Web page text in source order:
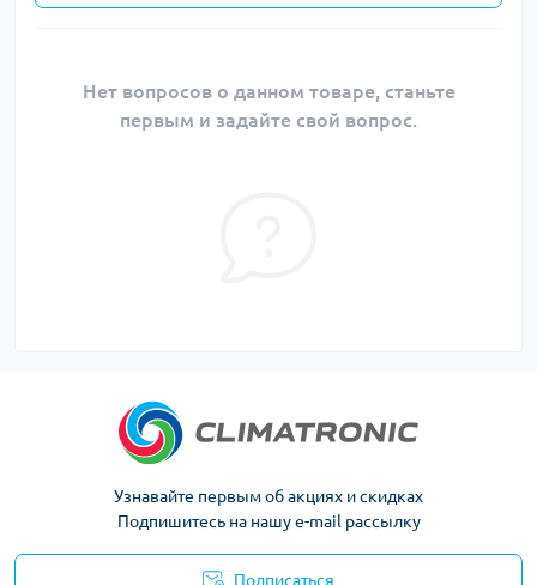
Нет вопросов о данном товаре, станьте
первым и задайте свой вопрос.
Узнавайте первым об акциях и скидках
Подпишитесь на нашу e-mail рассылку
Подписаться